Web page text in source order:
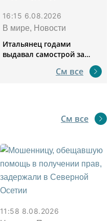
16:15 6.08.2026
В мире, Новости
Итальянец годами
выдавал самострой за
водил туда туристов
См все
См все
11:58 8.08.2026